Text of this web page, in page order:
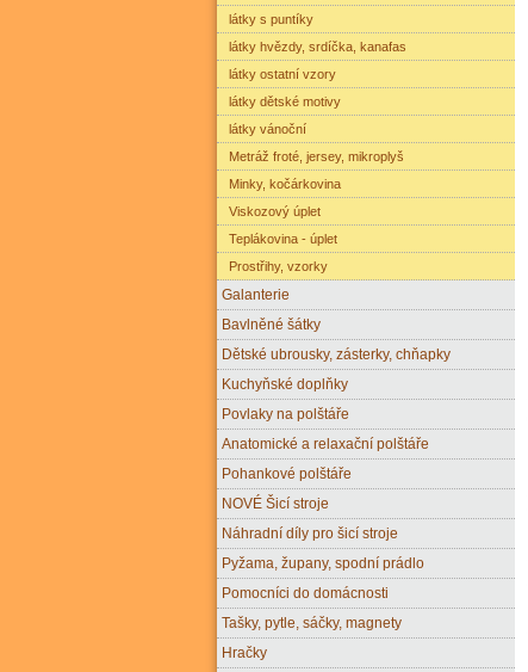
látky s puntíky
látky hvězdy, srdíčka, kanafas
látky ostatní vzory
látky dětské motivy
látky vánoční
Metráž froté, jersey, mikroplyš
Minky, kočárkovina
Viskozový úplet
Teplákovina - úplet
Prostřihy, vzorky
Galanterie
Bavlněné šátky
Dětské ubrousky, zásterky, chňapky
Kuchyňské doplňky
Povlaky na polštáře
Anatomické a relaxační polštáře
Pohankové polštáře
NOVÉ Šicí stroje
Náhradní díly pro šicí stroje
Pyžama, župany, spodní prádlo
Pomocníci do domácnosti
Tašky, pytle, sáčky, magnety
Hračky